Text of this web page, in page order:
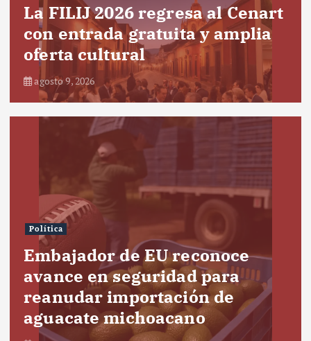
La FILIJ 2026 regresa al Cenart
con entrada gratuita y amplia
oferta cultural
agosto 9, 2026
Política
Embajador de EU reconoce
avance en seguridad para
reanudar importación de
aguacate michoacano